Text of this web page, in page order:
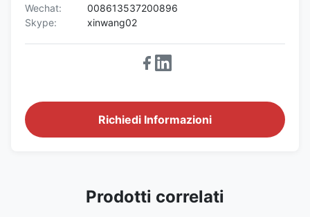
Wechat:
008613537200896
Skype:
xinwang02
Richiedi Informazioni
Prodotti correlati